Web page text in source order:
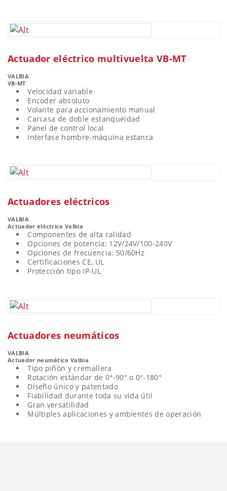
Actuador eléctrico multivuelta VB-MT
VALBIA
VB-MT
Velocidad variable
Encoder absoluto
Volante para accionamiento manual
Carcasa de doble estanqueidad
Panel de control local
Interfase hombre-máquina estanca
Actuadores eléctricos
VALBIA
Actuador eléctrico Valbia
Componentes de alta calidad
Opciones de potencia: 12V/24V/100-240V
Opciones de frecuencia: 50/60Hz
Certificaciones CE, UL
Protección tipo IP-UL
Actuadores neumáticos
VALBIA
Actuador neumático Valbia
Tipo piñón y cremallera
Rotación estándar de 0°-90° o 0°-180°
Diseño único y patentado
Fiabilidad durante toda su vida útil
Gran versatilidad
Múltiples aplicaciones y ambientes de operación